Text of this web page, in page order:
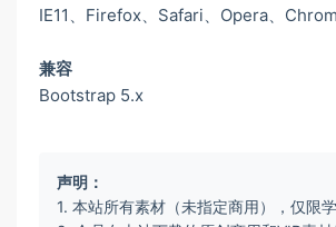
IE11、Firefox、Safari、Opera、
兼容
Bootstrap 5.x
声明：
1. 本站所有素材（未指定商用），仅限学